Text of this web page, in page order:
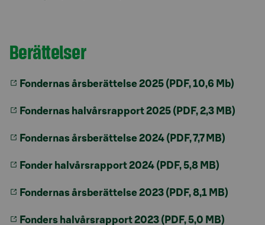
Berättelser
Fondernas årsberättelse 2025 (PDF, 10,6 Mb)
Fondernas halvårsrapport 2025 (PDF, 2,3 MB)
Fondernas årsberättelse 2024 (PDF, 7,7 MB)
Fonder halvårsrapport 2024 (PDF, 5,8 MB)
Fondernas årsberättelse 2023 (PDF, 8,1 MB)
Fonders halvårsrapport 2023 (PDF, 5,0 MB)